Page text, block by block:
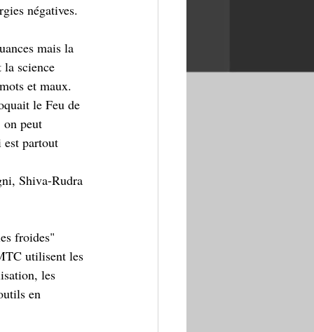
négatives.
la science
et maux.
le Feu de
on peut
est partout
Shiva-Rudra
froides"
utilisent les
les
en